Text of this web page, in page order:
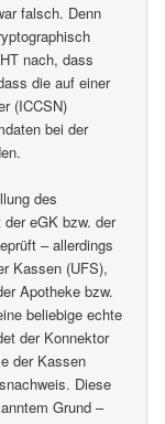
falsch. Denn
nach, dass
die auf einer
(ICCSN)
bei der
des
eGK bzw. der
– allerdings
Kassen (UFS),
Apotheke bzw.
beliebige echte
der Konnektor
der Kassen
Diese
Grund –